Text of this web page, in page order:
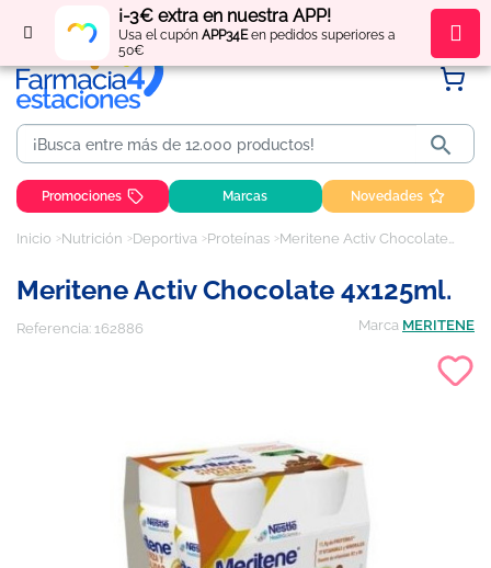
¡-3€ extra en nuestra APP!
Usa el cupón APP34Een pedidos superiores a
50€
Regístratey obténpuntos por tus compras

Promociones Marcas Novedades
Inicio Nutrición Deportiva Proteínas Meritene Activ Chocolate 4x125ml.
Meritene Activ Chocolate 4x125ml.
Referencia: 162886 Marca MERITENE